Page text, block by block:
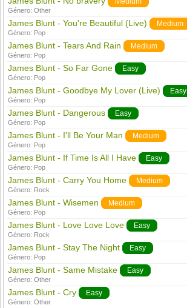
Género:Other
James Blunt - You're Beautiful (Live) Medium
Género: Pop
James Blunt - Tears And Rain Medium
Género: Pop
James Blunt - So Far Gone Easy
Género: Pop
James Blunt - Goodbye My Lover (Live) Easy
Género: Pop
James Blunt - Dangerous Easy
Género: Pop
James Blunt - I'll Be Your Man Medium
Género: Pop
James Blunt - If Time Is All I Have Easy
Género: Pop
James Blunt - Carry You Home Medium
Género: Rock
James Blunt - Wisemen Medium
Género: Pop
James Blunt - Love Love Love Easy
Género: Rock
James Blunt - Stay The Night Easy
Género: Pop
James Blunt - Same Mistake Easy
Género:Other
James Blunt - Cry Easy
Género:Other